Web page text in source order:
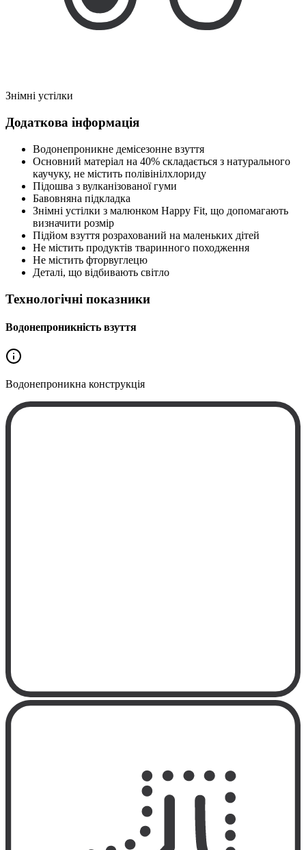
Знімні устілки
Додаткова інформація
Водонепроникне демісезонне взуття
Основний матеріал на 40% складається з натурального
каучуку, не містить полівінілхлориду
Підошва з вулканізованої гуми
Бавовняна підкладка
Знімні устілки з малюнком Happy Fit, що допомагають
визначити розмір
Підйом взуття розрахований на маленьких дітей
Не містить продуктів тваринного походження
Не містить фторвуглецю
Деталі, що відбивають світло
Технологічні показники
Водонепроникність взуття
Водонепроникна конструкція